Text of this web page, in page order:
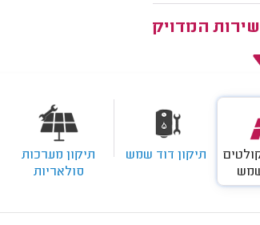
המדויק
תיקון דוד שמש
תיקון מערכות
סולאריות